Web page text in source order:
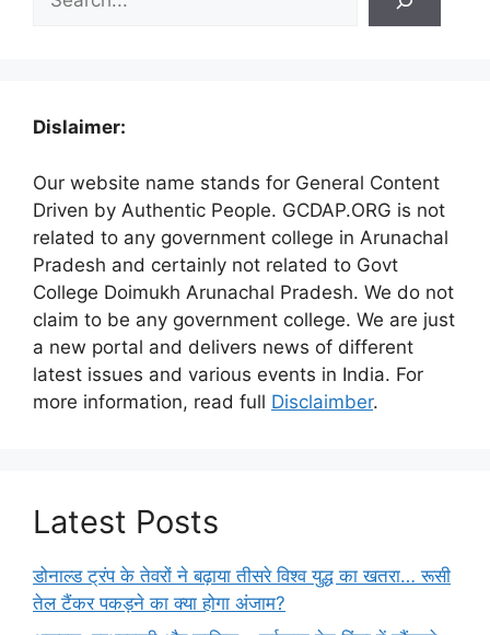
Dislaimer:
Our website name stands for General Content
Driven by Authentic People. GCDAP.ORG is not
related to any government college in Arunachal
Pradesh and certainly not related to Govt
College Doimukh Arunachal Pradesh. We do not
claim to be any government college. We are just
a new portal and delivers news of different
latest issues and various events in India. For
more information, read full Disclaimber.
Latest Posts
डोनाल्ड ट्रंप के तेवरों ने बढ़ाया तीसरे विश्व युद्ध का खतरा… रूसी
तेल टैंकर पकड़ने का क्या होगा अंजाम?